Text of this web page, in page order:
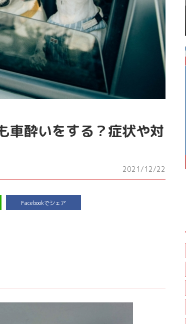
車酔いをする？症状や対
2021/12/22
Facebookでシェア